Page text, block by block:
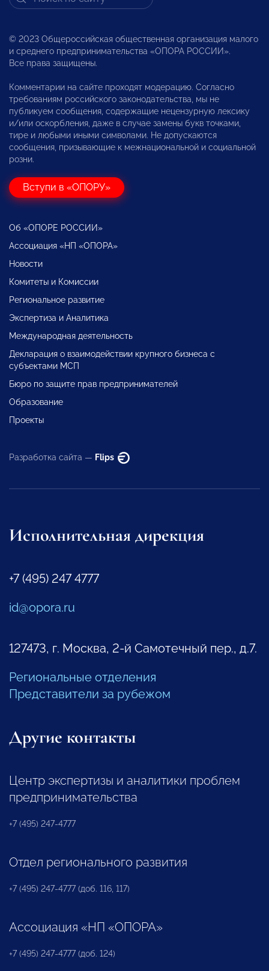
© 2023 Общероссийская общественная организация малого
и среднего предпринимательства «ОПОРА РОССИИ».
Все права защищены.
Комментарии на сайте проходят модерацию. Согласно
требованиям российского законодательства, мы не
публикуем сообщения, содержащие нецензурную лексику
и/или оскорбления, даже в случае замены букв точками,
тире и любыми иными символами. Не допускаются
сообщения, призывающие к межнациональной и социальной
розни.
Вступи в «ОПОРУ»
Об «ОПОРЕ РОССИИ»
Ассоциация «НП «ОПОРА»
Новости
Комитеты и Комиссии
Региональное развитие
Экспертиза и Аналитика
Международная деятельность
Декларация о взаимодействии крупного бизнеса с
субъектами МСП
Бюро по защите прав предпринимателей
Образование
Проекты
Разработка сайта — Flips
Исполнительная дирекция
+7 (495) 247 4777
id@opora.ru
127473, г. Москва, 2-й Самотечный пер., д.7.
Региональные отделения
Представители за рубежом
Другие контакты
Центр экспертизы и аналитики проблем
предпринимательства
+7 (495) 247-4777
Отдел регионального развития
+7 (495) 247-4777 (доб. 116, 117)
Ассоциация «НП «ОПОРА»
+7 (495) 247-4777 (доб. 124)